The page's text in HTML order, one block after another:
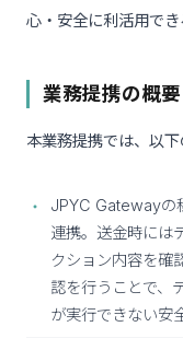
心・安全に利活用でき
業務提携の概要
本業務提携では、以下
JPYC Gatewayの
連携。送金時には
クション内容を確
認を行うことで、
が実行できない安